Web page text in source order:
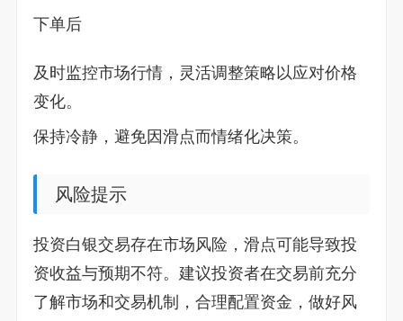
下单后
及时监控市场行情，灵活调整策略以应对价格
变化。
保持冷静，避免因滑点而情绪化决策。
风险提示
投资白银交易存在市场风险，滑点可能导致投
资收益与预期不符。建议投资者在交易前充分
了解市场和交易机制，合理配置资金，做好风